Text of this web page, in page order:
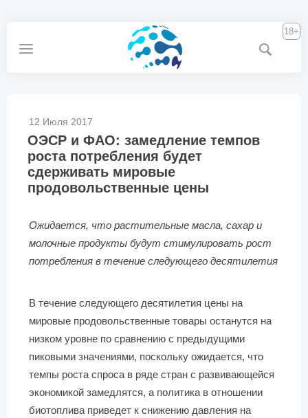
18+
12 Июля 2017
ОЭСР и ФАО: замедление темпов
роста потребления будет
сдерживать мировые
продовольственные цены
Ожидается, что растительные масла, сахар и
молочные продукты будут стимулировать рост
потребления в течение следующего десятилетия
В течение следующего десятилетия цены на
мировые продовольственные товары останутся на
низком уровне по сравнению с предыдущими
пиковыми значениями, поскольку ожидается, что
темпы роста спроса в ряде стран с развивающейся
экономикой замедлятся, а политика в отношении
биотоплива приведет к снижению давления на